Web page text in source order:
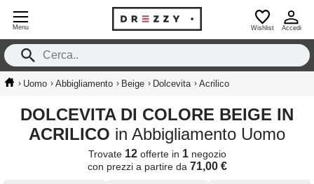
Menu Wishlist Accedi
› Uomo › Abbigliamento › Beige › Dolcevita › Acrilico
DOLCEVITA DI COLORE BEIGE IN
ACRILICO in Abbigliamento Uomo
Trovate 12offerte in 1negozio
con prezzi a partire da 71,00 €